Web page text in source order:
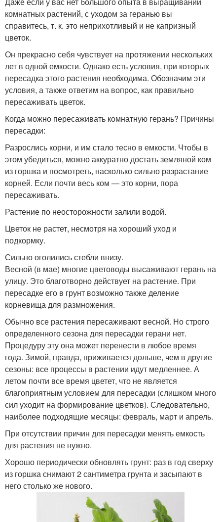
комнатных растений, с уходом за геранью вы
справитесь, т. к. это неприхотливый и не капризный
цветок.
Он прекрасно себя чувствует на протяжении нескольких
лет в одной емкости. Однако есть условия, при которых
пересадка этого растения необходима. Обозначим эти
условия, а также ответим на вопрос, как правильно
пересаживать цветок.
Когда можно пересаживать комнатную герань? Причины
пересадки:
Разрослись корни, и им стало тесно в емкости. Чтобы в
этом убедиться, можно аккуратно достать земляной ком
из горшка и посмотреть, насколько сильно разрастание
корней. Если почти весь ком — это корни, пора
пересаживать.
Растение по неосторожности залили водой.
Цветок не растет, несмотря на хороший уход и
подкормку.
Сильно оголились стебли внизу.
Весной (в мае) многие цветоводы высаживают герань на
улицу. Это благотворно действует на растение. При
пересадке его в грунт возможно также деление
корневища для размножения.
Обычно все растения пересаживают весной. Но строго
определенного сезона для пересадки герани нет.
Процедуру эту она может перенести в любое время
года. Зимой, правда, приживается дольше, чем в другие
сезоны: все процессы в растении идут медленнее. А
летом почти все время цветет, что не является
благоприятным условием для пересадки (слишком много
сил уходит на формирование цветков). Следовательно,
наиболее подходящие месяцы: февраль, март и апрель.
При отсутствии причин для пересадки менять емкость
для растения не нужно.
Хорошо периодически обновлять грунт: раз в год сверху
из горшка снимают 2 сантиметра грунта и засыпают в
него столько же нового.